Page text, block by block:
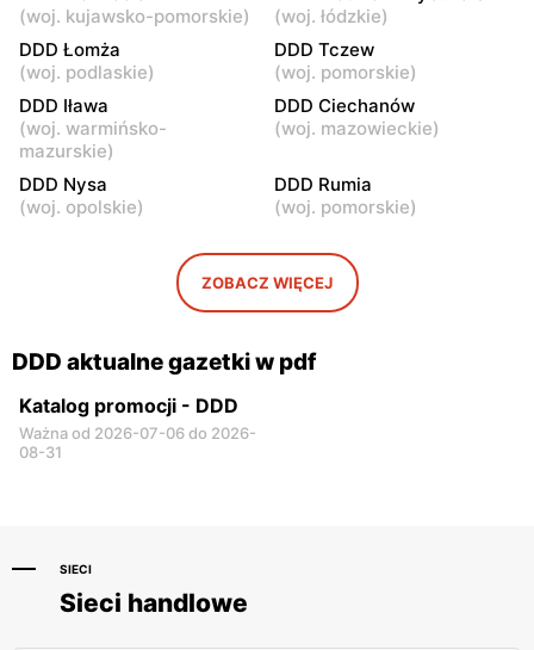
(woj. kujawsko-pomorskie)
(woj. łódzkie)
DDD Łomża
(woj. podlaskie)
DDD Tczew
(woj. pomorskie)
DDD Iława
(woj. warmińsko-
mazurskie)
DDD Ciechanów
(woj. mazowieckie)
DDD Nysa
(woj. opolskie)
DDD Rumia
(woj. pomorskie)
ZOBACZ WIĘCEJ
DDD aktualne gazetki w pdf
Katalog promocji - DDD
Ważna od 2026-07-06 do 2026-
08-31
SIECI
Sieci handlowe